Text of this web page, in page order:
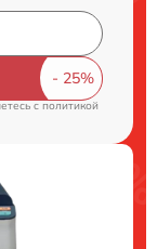
cполитикой